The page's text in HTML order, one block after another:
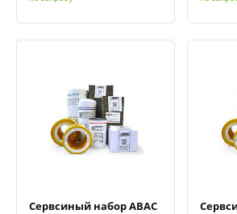
Быстрый просмотр
Добавить к сравнению
Добавить в избранное
Сервсиный набор ABAC